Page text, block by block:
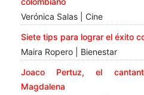
Verónica Salas | Cine
Siete tips para lograr el éxito
Maira Ropero | Bienestar
Joaco Pertuz, el
Magdalena